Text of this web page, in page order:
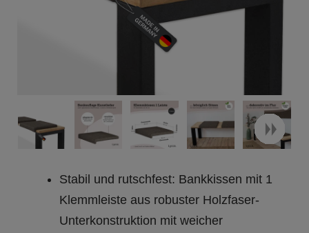
Stabil und rutschfest: Bankkissen mit 1
Klemmleiste aus robuster Holzfaser-
Unterkonstruktion mit weicher